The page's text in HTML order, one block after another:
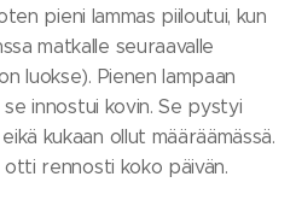
pieni lammas piiloutui, kun
matkalle seuraavalle
luokse). Pienen lampaan
innostui kovin. Se pystyi
kukaan ollut määräämässä.
otti rennosti koko päivän.